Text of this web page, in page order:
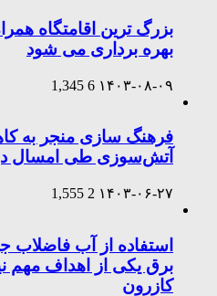
بزرگ ترین اقامتگاه
بهره برداری می شود
۱۴۰۳-۰۸-۰۹ 6
1,345
آتش‌سوزی طی امسال
۱۴۰۳-۰۶-۲۷ 2
1,555
استفاده از آب فاضلاب
برق یکی از اهداف مهم
کازرون